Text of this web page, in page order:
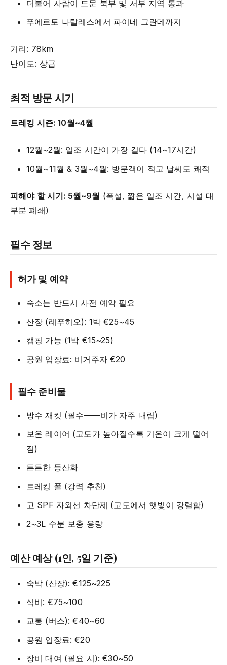
더불어 사람이 드문 북부 및 서부 지역 통과
푸에르토 나탈레스에서 파이네 그란데까지
거리: 78km
난이도: 상급
최적 방문 시기
트레킹 시즌: 10월~4월
12월~2월: 일조 시간이 가장 길다 (14~17시간)
10월~11월 & 3월~4월: 방문객이 적고 날씨도 쾌적
피해야 할 시기: 5월~9월 (폭설, 짧은 일조 시간, 시설 대
부분 폐쇄)
필수 정보
허가 및 예약
숙소는 반드시 사전 예약 필요
산장 (레푸히오): 1박 €25~45
캠핑 가능 (1박 €15~25)
공원 입장료: 비거주자 €20
필수 준비물
방수 재킷 (필수——비가 자주 내림)
보온 레이어 (고도가 높아질수록 기온이 크게 떨어
짐)
튼튼한 등산화
트레킹 폴 (강력 추천)
고 SPF 자외선 차단제 (고도에서 햇빛이 강렬함)
2~3L 수분 보충 용량
예산 예상 (1인, 5일 기준)
숙박 (산장): €125~225
식비: €75~100
교통 (버스): €40~60
공원 입장료: €20
장비 대여 (필요 시): €30~50